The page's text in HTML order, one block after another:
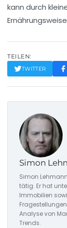
kann durch
TEILEN:
TWITTER
Simon
Simon
tätig. Er hat
Immobilien
Analyse von
Trends.